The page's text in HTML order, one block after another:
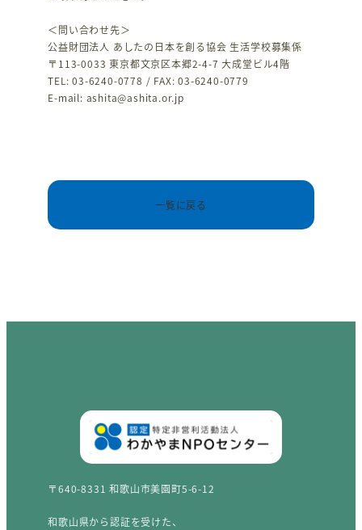
＜問い合わせ先＞
公益財団法人 あしたの日本を創る協会 生活学校募集係
〒113-0033 東京都文京区本郷2-4-7 大成堂ビル4階
TEL: 03-6240-0778 / FAX: 03-6240-0779
E-mail: ashita@ashita.or.jp
一覧に戻る
〒640-8331 和歌山市美園町5-6-12
和歌山県から認証を受けた、